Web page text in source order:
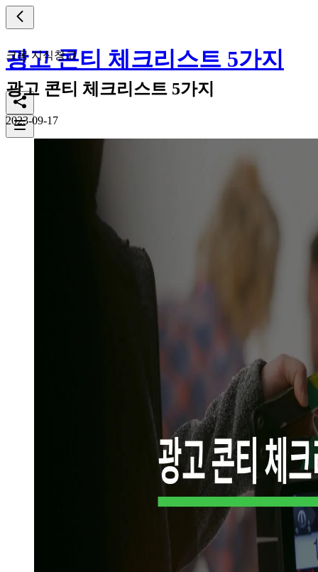
광고 콘티 체크리스트 5가지
크몽 지식창고
광고 콘티 체크리스트 5가지
2023-09-17